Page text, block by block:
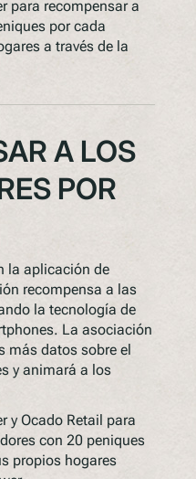
para recompensar a
por cada
a través de la
A LOS
POR
la aplicación de
recompensa a las
la tecnología de
La asociación
más datos sobre el
y animará a los
y Ocado Retail para
con 20 peniques
propios hogares